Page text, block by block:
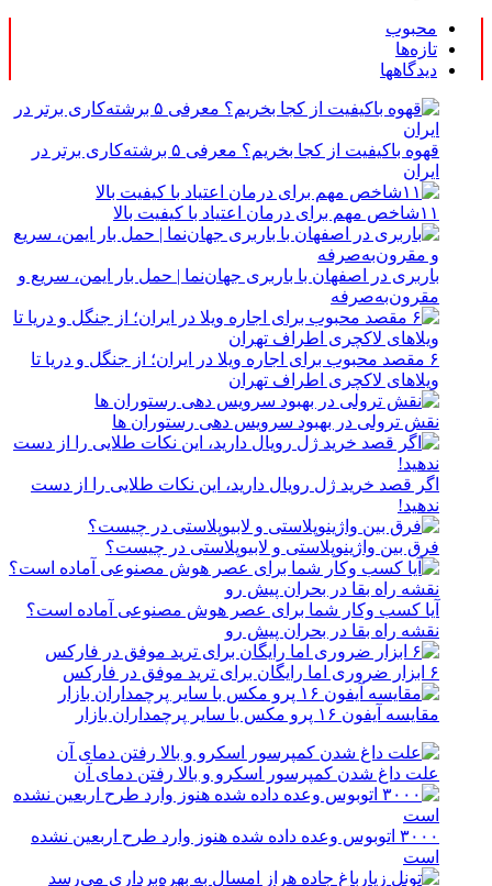
محبوب
تازه‌ها
دیدگاهها
قهوه باکیفیت از کجا بخریم؟ معرفی ۵ برشته‌کاری برتر در
ایران
۱۱شاخص مهم برای درمان اعتیاد با کیفیت بالا
باربری در اصفهان با باربری جهان‌نما | حمل بار ایمن، سریع و
مقرون‌به‌صرفه
۶ مقصد محبوب برای اجاره ویلا در ایران؛ از جنگل و دریا تا
ویلاهای لاکچری اطراف تهران
نقش ترولی در بهبود سرویس دهی رستوران ها
اگر قصد خرید ژل رویال دارید، این نکات طلایی را از دست
ندهید!
فرق بین واژینوپلاستی و لابیوپلاستی در چیست؟
آیا کسب وکار شما برای عصر هوش مصنوعی آماده است؟
نقشه راه بقا در بحران پیش رو
۶ ابزار ضروری اما رایگان برای ترید موفق در فارکس
مقایسه آیفون ۱۶ پرو مکس با سایر پرچمداران بازار
علت داغ شدن کمپرسور اسکرو و بالا رفتن دمای آن
۳۰۰۰ اتوبوس وعده داده شده هنوز وارد طرح اربعین نشده
است